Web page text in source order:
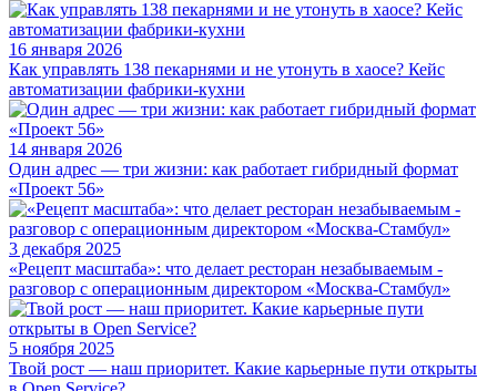
16 января 2026
Как управлять 138 пекарнями и не утонуть в хаосе? Кейс
автоматизации фабрики-кухни
14 января 2026
Один адрес — три жизни: как работает гибридный формат
«Проект 56»
3 декабря 2025
«Рецепт масштаба»: что делает ресторан незабываемым -
разговор с операционным директором «Москва-Стамбул»
5 ноября 2025
Твой рост — наш приоритет. Какие карьерные пути открыты